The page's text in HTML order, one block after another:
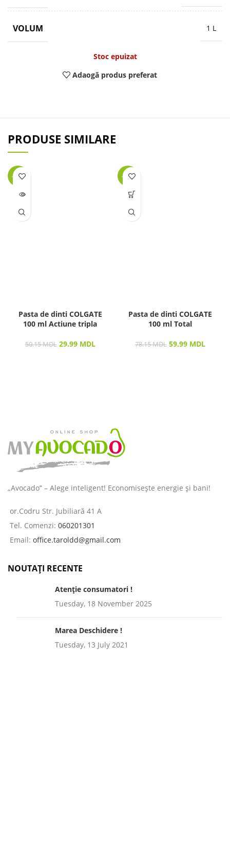
VOLUM 1 L
Stoc epuizat
Adaogă produs preferat
PRODUSE SIMILARE
-40%
LIPSĂ
Pasta de dinti COLGATE
100 ml Actiune tripla
50.15MDL 29.99 MDL
-23%
Pasta de dinti COLGATE
100 ml Total
78.15MDL 59.99 MDL
„Avocado” – Alege inteligent! Economisește energie și bani!
or.Codru Str. Jubiliară 41 A
Tel. Comenzi: 060201301
Email: office.taroldd@gmail.com
NOUTAȚI RECENTE
Atenție consumatori !
Tuesday, 18 November 2025
Marea Deschidere !
Tuesday, 13 July 2021